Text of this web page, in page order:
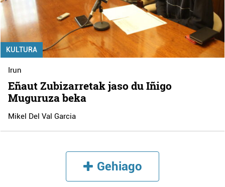
KULTURA
Irun
Eñaut Zubizarretak jaso du Iñigo
Muguruza beka
Mikel Del Val Garcia
Gehiago